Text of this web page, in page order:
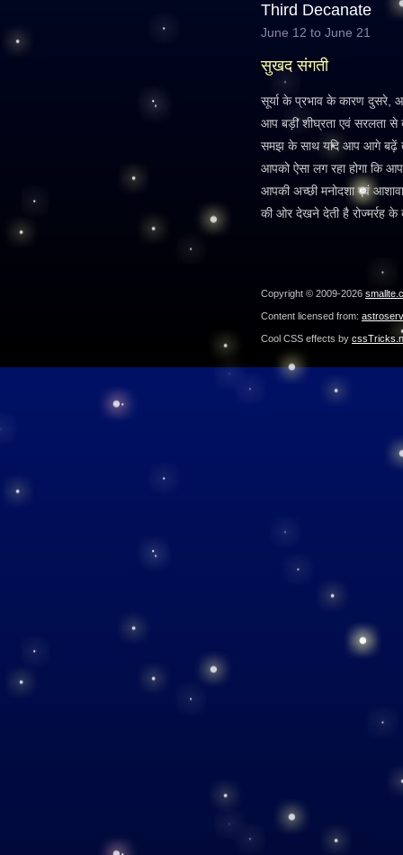
Third Decanate
June 12 to June 21
सुखद संगती
सूर्या के प्रभाव के कारण दुसरे,
आप बड़ी शीघ्रता एवं सरलता से
समझ के साथ यदि आप आगे बढ़ें
आपको ऐसा लग रहा होगा कि
आपकी अच्छी मनोदशा एवं
की ओर देखने देती है रोज्मर्रह
Copyright © 2009-2026
Content licensed from:
Cool CSS effects by